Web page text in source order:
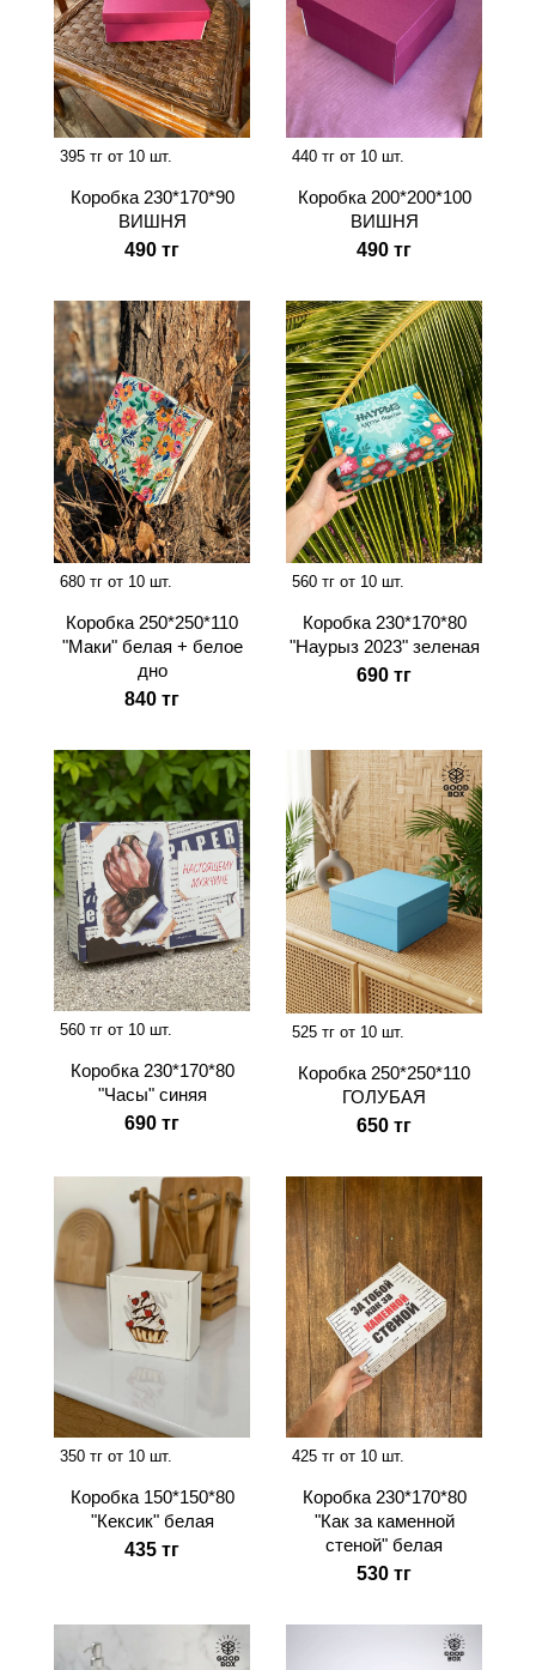
395 тг от 10 шт.
Коробка 230*170*90
ВИШНЯ
490 тг
440 тг от 10 шт.
Коробка 200*200*100
ВИШНЯ
490 тг
680 тг от 10 шт.
Коробка 250*250*110
"Маки" белая + белое
дно
840 тг
560 тг от 10 шт.
Коробка 230*170*80
"Наурыз 2023" зеленая
690 тг
560 тг от 10 шт.
Коробка 230*170*80
"Часы" синяя
690 тг
525 тг от 10 шт.
Коробка 250*250*110
ГОЛУБАЯ
650 тг
350 тг от 10 шт.
Коробка 150*150*80
"Кексик" белая
435 тг
425 тг от 10 шт.
Коробка 230*170*80
"Как за каменной
стеной" белая
530 тг